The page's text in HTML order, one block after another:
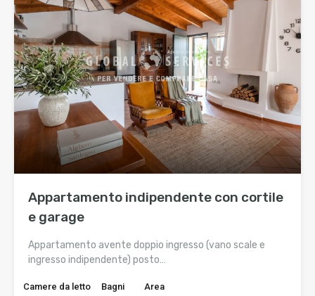
Appartamento indipendente con cortile
e garage
Appartamento avente doppio ingresso (vano scale e
ingresso indipendente) posto…
Camere da letto
Bagni
Area